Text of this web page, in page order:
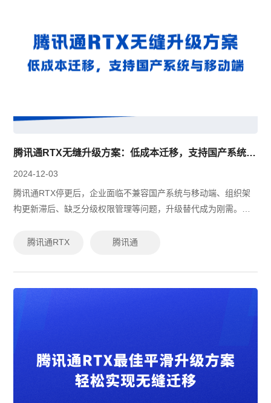
腾讯通RTX无缝升级方案：低成本迁移，支持国产系统与移动端
2024-12-03
腾讯通RTX停更后，企业面临不兼容国产系统与移动端、组织架
构更新滞后、缺乏分级权限管理等问题，升级替代成为刚需。在
环境、灵活权限管理、多层安全防...
腾讯通RTX 腾讯通